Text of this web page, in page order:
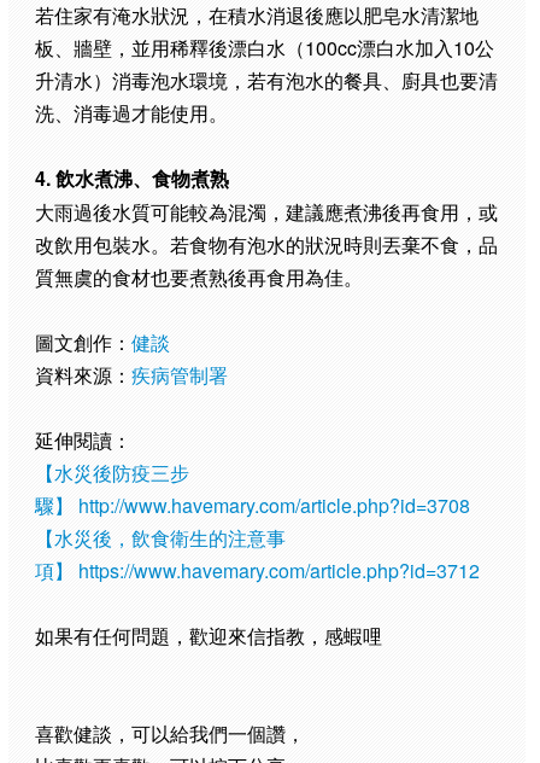
若住家有淹水狀況，在積水消退後應以肥皂水清潔地
板、牆壁，並用稀釋後漂白水（100cc漂白水加入10公
升清水）消毒泡水環境，若有泡水的餐具、廚具也要清
洗、消毒過才能使用。
4. 飲水煮沸、食物煮熟
大雨過後水質可能較為混濁，建議應煮沸後再食用，或
改飲用包裝水。若食物有泡水的狀況時則丟棄不食，品
質無虞的食材也要煮熟後再食用為佳。
圖文創作： 健談
資料來源： 疾病管制署
延伸閱讀：
【水災後防疫三步
驟】
http://www.havemary.com/article.php?id=3708
【水災後，飲食衛生的注意事
項】
https://www.havemary.com/article.php?id=3712
如果有任何問題，歡迎來信指教，感蝦哩
喜歡健談，可以給我們一個讚，